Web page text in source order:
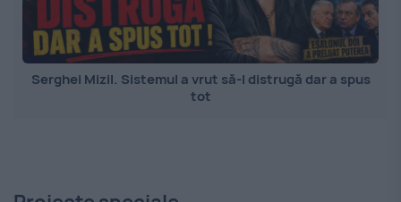
Serghei Mizil. Sistemul a vrut să-l distrugă dar a spus
tot